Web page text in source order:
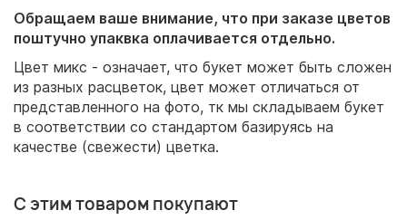
Обращаем ваше внимание, что при заказе цветов
поштучно упаквка оплачивается отдельно.
Цвет микс - означает, что букет может быть сложен
из разных расцветок, цвет может отличаться от
представленного на фото, тк мы складываем букет
в соответствии со стандартом базируясь на
качестве (свежести) цветка.
С этим товаром покупают